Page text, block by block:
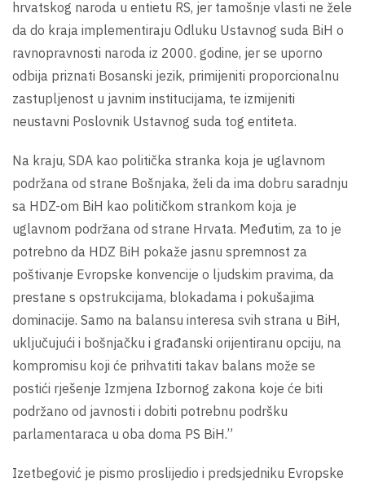
hrvatskog naroda u entietu RS, jer tamošnje vlasti ne žele
da do kraja implementiraju Odluku Ustavnog suda BiH o
ravnopravnosti naroda iz 2000. godine, jer se uporno
odbija priznati Bosanski jezik, primijeniti proporcionalnu
zastupljenost u javnim institucijama, te izmijeniti
neustavni Poslovnik Ustavnog suda tog entiteta.
Na kraju, SDA kao politička stranka koja je uglavnom
podržana od strane Bošnjaka, želi da ima dobru saradnju
sa HDZ-om BiH kao političkom strankom koja je
uglavnom podržana od strane Hrvata. Međutim, za to je
potrebno da HDZ BiH pokaže jasnu spremnost za
poštivanje Evropske konvencije o ljudskim pravima, da
prestane s opstrukcijama, blokadama i pokušajima
dominacije. Samo na balansu interesa svih strana u BiH,
uključujući i bošnjačku i građanski orijentiranu opciju, na
kompromisu koji će prihvatiti takav balans može se
postići rješenje Izmjena Izbornog zakona koje će biti
podržano od javnosti i dobiti potrebnu podršku
parlamentaraca u oba doma PS BiH.”
Izetbegović je pismo proslijedio i predsjedniku Evropske